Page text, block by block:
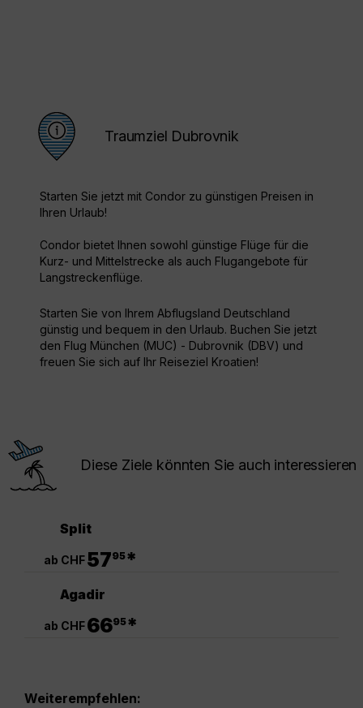
Traumziel Dubrovnik
Starten Sie jetzt mit Condor zu günstigen Preisen in
Ihren Urlaub!
Condor bietet Ihnen sowohl günstige Flüge für die
Kurz- und Mittelstrecke als auch Flugangebote für
Langstreckenflüge.
Starten Sie von Ihrem Abflugsland Deutschland
günstig und bequem in den Urlaub. Buchen Sie jetzt
den Flug München (MUC) - Dubrovnik (DBV) und
freuen Sie sich auf Ihr Reiseziel Kroatien!
Diese Ziele könnten Sie auch interessieren
Split
ab CHF5795*
Agadir
ab CHF6695*
Weiterempfehlen: